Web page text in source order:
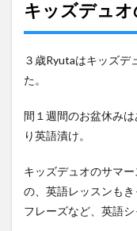
キッズデュ
３歳Ryutaはキッズデ
た。
間１週間のお盆休み
り英語漬け。
キッズデュオのサマ
の、英語レッスンも
フレーズなど、英語シ